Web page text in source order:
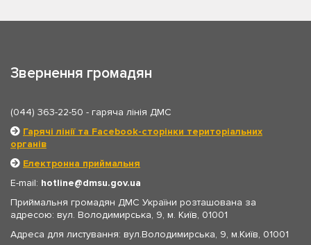
Звернення громадян
(044) 363-22-50 - гаряча лінія ДМС
Гарячі лінії та Facebook-сторінки територіальних
органів
Електронна приймальня
E-mail: hotline
dmsu.gov.ua
Приймальня громадян ДМС України розташована за
адресою: вул. Володимирська, 9, м. Київ, 01001
Адреса для листування: вул.Володимирська, 9, м.Київ, 01001